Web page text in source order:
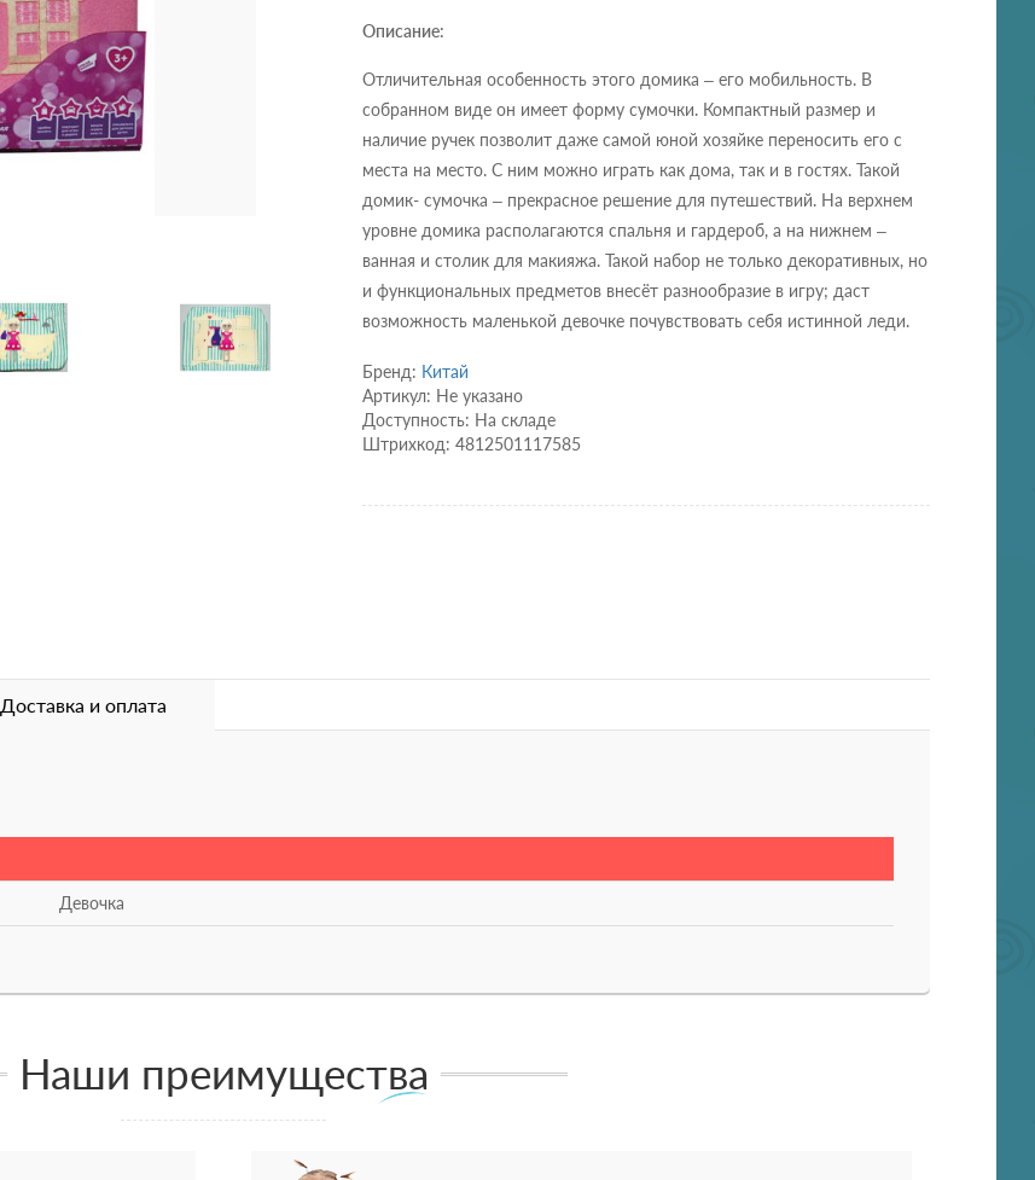
Описание:
Отличительная особенность этого домика – его мобильность. В
собранном виде он имеет форму сумочки. Компактный размер и
наличие ручек позволит даже самой юной хозяйке переносить его с
места на место. С ним можно играть как дома, так и в гостях. Такой
домик- сумочка – прекрасное решение для путешествий. На верхнем
уровне домика располагаются спальня и гардероб, а на нижнем –
ванная и столик для макияжа. Такой набор не только декоративных, но
и функциональных предметов внесёт разнообразие в игру; даст
возможность маленькой девочке почувствовать себя истинной леди.
Бренд: Китай
Артикул: Не указано
Доступность: На складе
Штрихкод: 4812501117585
Доставка и оплата
Девочка
Наши преимущества